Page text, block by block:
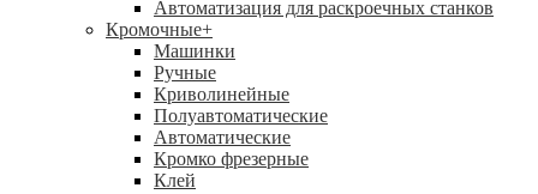
Автоматизация для раскроечных станков
Кромочные+
Машинки
Ручные
Криволинейные
Полуавтоматические
Автоматические
Кромко фрезерные
Клей